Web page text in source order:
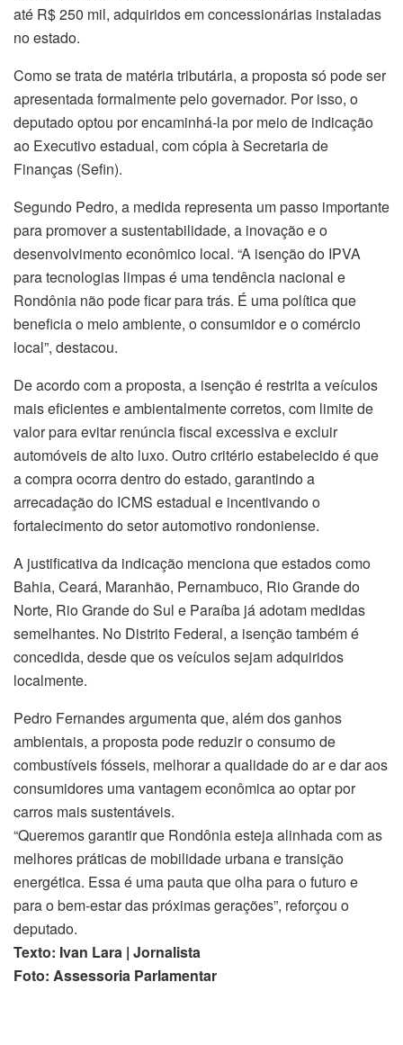
até R$ 250 mil, adquiridos em concessionárias instaladas
no estado.
Como se trata de matéria tributária, a proposta só pode ser
apresentada formalmente pelo governador. Por isso, o
deputado optou por encaminhá-la por meio de indicação
ao Executivo estadual, com cópia à Secretaria de
Finanças (Sefin).
Segundo Pedro, a medida representa um passo importante
para promover a sustentabilidade, a inovação e o
desenvolvimento econômico local. “A isenção do IPVA
para tecnologias limpas é uma tendência nacional e
Rondônia não pode ficar para trás. É uma política que
beneficia o meio ambiente, o consumidor e o comércio
local”, destacou.
De acordo com a proposta, a isenção é restrita a veículos
mais eficientes e ambientalmente corretos, com limite de
valor para evitar renúncia fiscal excessiva e excluir
automóveis de alto luxo. Outro critério estabelecido é que
a compra ocorra dentro do estado, garantindo a
arrecadação do ICMS estadual e incentivando o
fortalecimento do setor automotivo rondoniense.
A justificativa da indicação menciona que estados como
Bahia, Ceará, Maranhão, Pernambuco, Rio Grande do
Norte, Rio Grande do Sul e Paraíba já adotam medidas
semelhantes. No Distrito Federal, a isenção também é
concedida, desde que os veículos sejam adquiridos
localmente.
Pedro Fernandes argumenta que, além dos ganhos
ambientais, a proposta pode reduzir o consumo de
combustíveis fósseis, melhorar a qualidade do ar e dar aos
consumidores uma vantagem econômica ao optar por
carros mais sustentáveis.
“Queremos garantir que Rondônia esteja alinhada com as
melhores práticas de mobilidade urbana e transição
energética. Essa é uma pauta que olha para o futuro e
para o bem-estar das próximas gerações”, reforçou o
deputado.
Texto: Ivan Lara | Jornalista
Foto: Assessoria Parlamentar